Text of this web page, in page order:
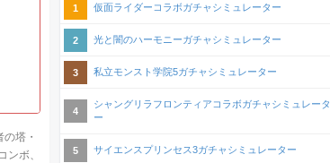
塔・
ボ、
仮面ライダーコラボガチャシミュレーター
光と闇のハーモニーガチャシミュレーター
私立モンスト学院5ガチャシミュレーター
シャングリラフロンティアコラボガチャシミュレータ
ー
サイエンスプリンセス3ガチャシミュレーター